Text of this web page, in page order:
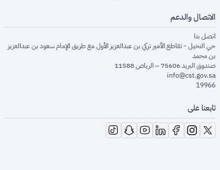
الاتصال والدعم
اتصل بنا
حي النخيل - تقاطع الأمير تركي بن عبدالعزيز الأول مع طريق الإمام سعود بن عبدالعزيز
بن محمد
صندوق البريد 75606 – الرياض 11588
info@cst.gov.sa
19966
تابعنا على
opens in new window
opens in new window
opens in new window
opens in new window
opens in new window
opens in new window
opens in new window